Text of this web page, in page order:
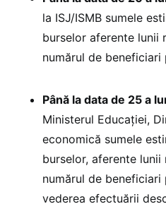
la ISJ/ISMB sumele
burselor aferente lunii
numărul de
Până la data de 25 a
Ministerul Educației,
economică sumele
burselor, aferente
numărul de
vederea efectuării